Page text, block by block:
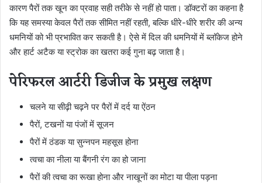
कारण पैरों तक खून का प्रवाह सही तरीके से नहीं हो पाता। डॉक्टरों का कहना है
कि यह समस्या केवल पैरों तक सीमित नहीं रहती, बल्कि धीरे-धीरे शरीर की अन्य
धमनियों को भी प्रभावित कर सकती है। ऐसे में दिल की धमनियों में ब्लॉकेज होने
और हार्ट अटैक या स्ट्रोक का खतरा कई गुना बढ़ जाता है।
पेरिफरल आर्टरी डिजीज के प्रमुख लक्षण
चलने या सीढ़ी चढ़ने पर पैरों में दर्द या ऐंठन
पैरों, टखनों या पंजों में सूजन
पैरों में ठंडक या सुन्नपन महसूस होना
त्वचा का नीला या बैंगनी रंग का हो जाना
पैरों की त्वचा का रूखा होना और नाखूनों का मोटा या पीला पड़ना